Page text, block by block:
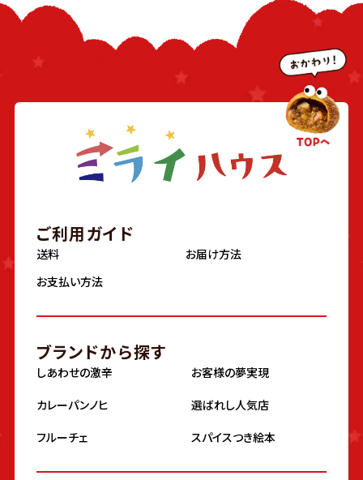
ご利用ガイド
送料
お届け方法
お支払い方法
ブランドから探す
しあわせの激辛
お客様の夢実現
カレーパンノヒ
選ばれし人気店
フルーチェ
スパイスつき絵本